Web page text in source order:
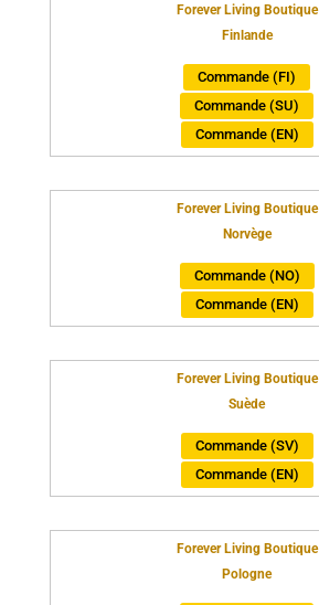
Forever Living Boutique
Finlande
Commande (FI)
Commande (SU)
Commande (EN)
Forever Living Boutique
Norvège
Commande (NO)
Commande (EN)
Forever Living Boutique
Suède
Commande (SV)
Commande (EN)
Forever Living Boutique
Pologne